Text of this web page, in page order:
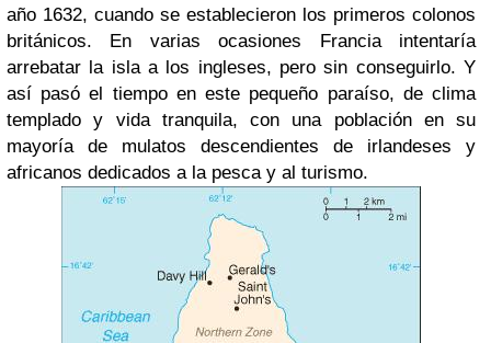
año 1632, cuando se establecieron los primeros colonos
británicos. En varias ocasiones Francia intentaría
arrebatar la isla a los ingleses, pero sin conseguirlo. Y
así pasó el tiempo en este pequeño paraíso, de clima
templado y vida tranquila, con una población en su
mayoría de mulatos descendientes de irlandeses y
africanos dedicados a la pesca y al turismo.